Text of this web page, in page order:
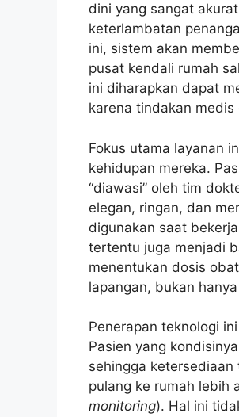
dini yang sangat
keterlambatan
ini, sistem akan
pusat kendali rumah
ini diharapkan dapat
karena tindakan
Fokus utama layanan
kehidupan mereka.
“diawasi” oleh tim
elegan, ringan, dan
digunakan saat
tertentu juga menjadi
menentukan dosis
lapangan, bukan
Penerapan teknologi
Pasien yang
sehingga
pulang ke rumah lebih
monitoring). Hal ini